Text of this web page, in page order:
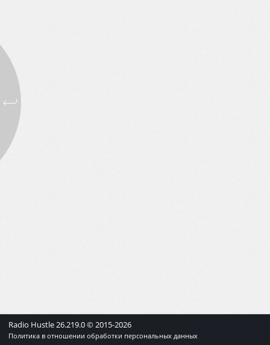
Radio Hustle26.219.0© 2015-2026
Политика в отношении обработки персональных данных